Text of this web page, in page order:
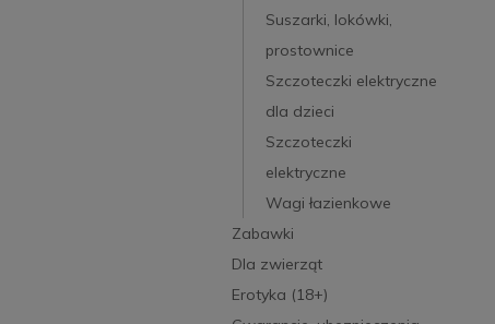
Suszarki, lokówki,
prostownice
Szczoteczki elektryczne
dla dzieci
Szczoteczki
elektryczne
Wagi łazienkowe
Zabawki
Dla zwierząt
Erotyka (18+)